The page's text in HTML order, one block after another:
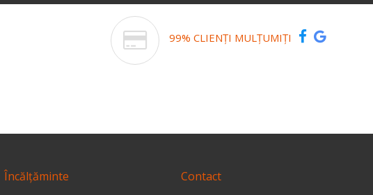
99% CLIENȚI MULȚUMIȚI
Încălțăminte
Contact